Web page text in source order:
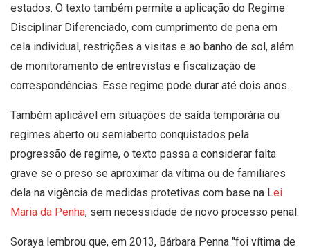
estados. O texto também permite a aplicação do Regime
Disciplinar Diferenciado, com cumprimento de pena em
cela individual, restrições a visitas e ao banho de sol, além
de monitoramento de entrevistas e fiscalização de
correspondências. Esse regime pode durar até dois anos.
Também aplicável em situações de saída temporária ou
regimes aberto ou semiaberto conquistados pela
progressão de regime, o texto passa a considerar falta
grave se o preso se aproximar da vítima ou de familiares
dela na vigência de medidas protetivas com base na Lei
Maria da Penha, sem necessidade de novo processo penal.
Soraya lembrou que, em 2013, Bárbara Penna "foi vítima de